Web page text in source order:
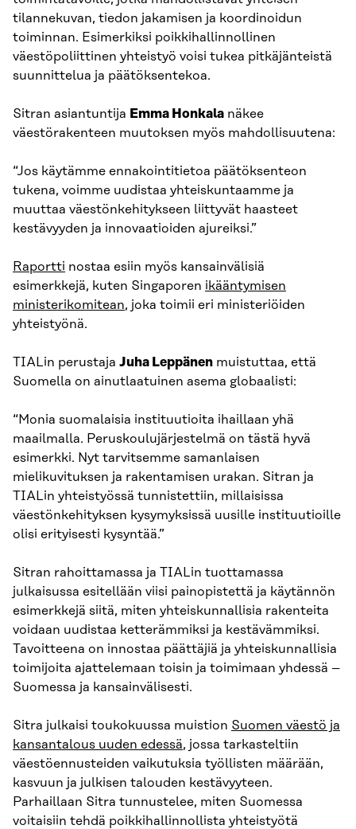
tilannekuvan, tiedon jakamisen ja koordinoidun
toiminnan. Esimerkiksi poikkihallinnollinen
väestöpoliittinen yhteistyö voisi tukea pitkäjänteistä
suunnittelua ja päätöksentekoa.
Sitran asiantuntija Emma Honkala näkee
väestörakenteen muutoksen myös mahdollisuutena:
“Jos käytämme ennakointitietoa päätöksenteon
tukena, voimme uudistaa yhteiskuntaamme ja
muuttaa väestönkehitykseen liittyvät haasteet
kestävyyden ja innovaatioiden ajureiksi.”
Raportti nostaa esiin myös kansainvälisiä
esimerkkejä, kuten Singaporen ikääntymisen
ministerikomitean, joka toimii eri ministeriöiden
yhteistyönä.
TIALin perustaja Juha Leppänen muistuttaa, että
Suomella on ainutlaatuinen asema globaalisti:
“Monia suomalaisia instituutioita ihaillaan yhä
maailmalla. Peruskoulujärjestelmä on tästä hyvä
esimerkki. Nyt tarvitsemme samanlaisen
mielikuvituksen ja rakentamisen urakan. Sitran ja
TIALin yhteistyössä tunnistettiin, millaisissa
väestönkehityksen kysymyksissä uusille instituutioille
olisi erityisesti kysyntää.”
Sitran rahoittamassa ja TIALin tuottamassa
julkaisussa esitellään viisi painopistettä ja käytännön
esimerkkejä siitä, miten yhteiskunnallisia rakenteita
voidaan uudistaa ketterämmiksi ja kestävämmiksi.
Tavoitteena on innostaa päättäjiä ja yhteiskunnallisia
toimijoita ajattelemaan toisin ja toimimaan yhdessä –
Suomessa ja kansainvälisesti.
Sitra julkaisi toukokuussa muistion Suomen väestö ja
kansantalous uuden edessä, jossa tarkasteltiin
väestöennusteiden vaikutuksia työllisten määrään,
kasvuun ja julkisen talouden kestävyyteen.
Parhaillaan Sitra tunnustelee, miten Suomessa
voitaisiin tehdä poikkihallinnollista yhteistyötä